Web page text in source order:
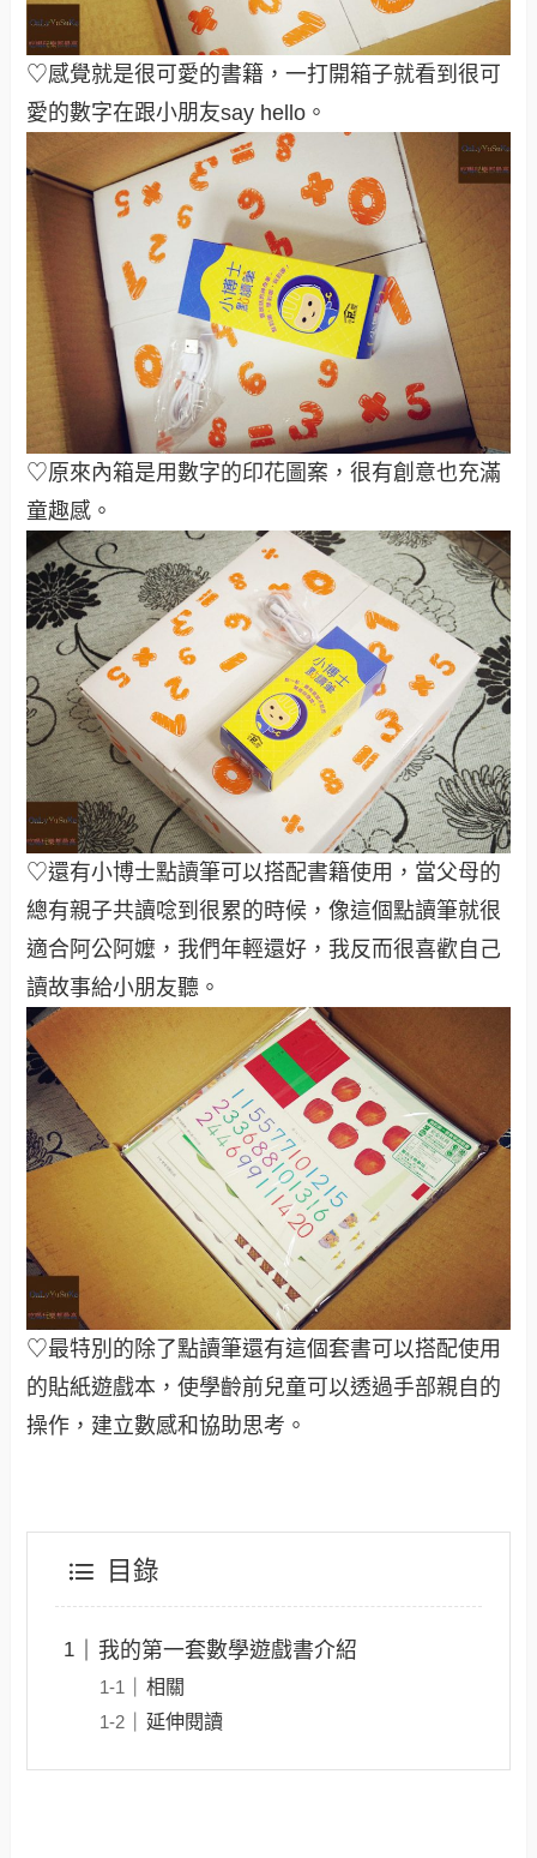
♡感覺就是很可愛的書籍，一打開箱子就看到很可
愛的數字在跟小朋友say hello。
♡原來內箱是用數字的印花圖案，很有創意也充滿
童趣感。
♡還有小博士點讀筆可以搭配書籍使用，當父母的
總有親子共讀唸到很累的時候，像這個點讀筆就很
適合阿公阿嬤，我們年輕還好，我反而很喜歡自己
讀故事給小朋友聽。
♡最特別的除了點讀筆還有這個套書可以搭配使用
的貼紙遊戲本，使學齡前兒童可以透過手部親自的
操作，建立數感和協助思考。
目錄
我的第一套數學遊戲書介紹
相關
延伸閱讀